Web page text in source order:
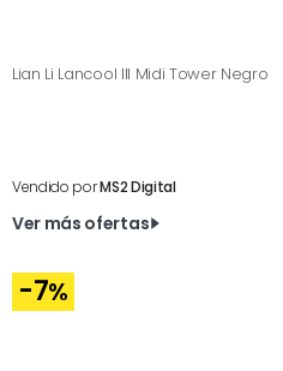
Lian Li Lancool III Midi Tower Negro
Vendido porMS2 Digital
Ver más ofertas
-7%